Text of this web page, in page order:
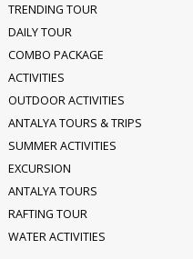
TRENDING TOUR
DAILY TOUR
COMBO PACKAGE
ACTIVITIES
OUTDOOR ACTIVITIES
ANTALYA TOURS & TRIPS
SUMMER ACTIVITIES
EXCURSION
ANTALYA TOURS
RAFTING TOUR
WATER ACTIVITIES